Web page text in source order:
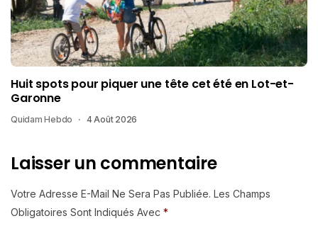
Huit spots pour piquer une tête cet été en Lot-et-
Garonne
Quidam Hebdo 4 Août 2026
Laisser un commentaire
Votre Adresse E-Mail Ne Sera Pas Publiée. Les Champs
Obligatoires Sont Indiqués Avec *